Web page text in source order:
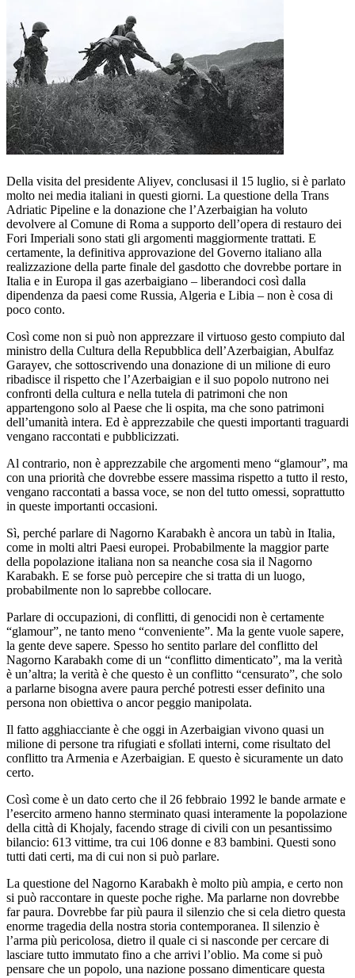
Della visita del presidente Aliyev, conclusasi il 15 luglio, si è parlato
molto nei media italiani in questi giorni. La questione della Trans
Adriatic Pipeline e la donazione che l’Azerbaigian ha voluto
devolvere al Comune di Roma a supporto dell’opera di restauro dei
Fori Imperiali sono stati gli argomenti maggiormente trattati. E
certamente, la definitiva approvazione del Governo italiano alla
realizzazione della parte finale del gasdotto che dovrebbe portare in
Italia e in Europa il gas azerbaigiano – liberandoci così dalla
dipendenza da paesi come Russia, Algeria e Libia – non è cosa di
poco conto.
Così come non si può non apprezzare il virtuoso gesto compiuto dal
ministro della Cultura della Repubblica dell’Azerbaigian, Abulfaz
Garayev, che sottoscrivendo una donazione di un milione di euro
ribadisce il rispetto che l’Azerbaigian e il suo popolo nutrono nei
confronti della cultura e nella tutela di patrimoni che non
appartengono solo al Paese che li ospita, ma che sono patrimoni
dell’umanità intera. Ed è apprezzabile che questi importanti traguardi
vengano raccontati e pubblicizzati.
Al contrario, non è apprezzabile che argomenti meno “glamour”, ma
con una priorità che dovrebbe essere massima rispetto a tutto il resto,
vengano raccontati a bassa voce, se non del tutto omessi, soprattutto
in queste importanti occasioni.
Sì, perché parlare di Nagorno Karabakh è ancora un tabù in Italia,
come in molti altri Paesi europei. Probabilmente la maggior parte
della popolazione italiana non sa neanche cosa sia il Nagorno
Karabakh. E se forse può percepire che si tratta di un luogo,
probabilmente non lo saprebbe collocare.
Parlare di occupazioni, di conflitti, di genocidi non è certamente
“glamour”, ne tanto meno “conveniente”. Ma la gente vuole sapere,
la gente deve sapere. Spesso ho sentito parlare del conflitto del
Nagorno Karabakh come di un “conflitto dimenticato”, ma la verità
è un’altra; la verità è che questo è un conflitto “censurato”, che solo
a parlarne bisogna avere paura perché potresti esser definito una
persona non obiettiva o ancor peggio manipolata.
Il fatto agghiacciante è che oggi in Azerbaigian vivono quasi un
milione di persone tra rifugiati e sfollati interni, come risultato del
conflitto tra Armenia e Azerbaigian. E questo è sicuramente un dato
certo.
Così come è un dato certo che il 26 febbraio 1992 le bande armate e
l’esercito armeno hanno sterminato quasi interamente la popolazione
della città di Khojaly, facendo strage di civili con un pesantissimo
bilancio: 613 vittime, tra cui 106 donne e 83 bambini. Questi sono
tutti dati certi, ma di cui non si può parlare.
La questione del Nagorno Karabakh è molto più ampia, e certo non
si può raccontare in queste poche righe. Ma parlarne non dovrebbe
far paura. Dovrebbe far più paura il silenzio che si cela dietro questa
enorme tragedia della nostra storia contemporanea. Il silenzio è
l’arma più pericolosa, dietro il quale ci si nasconde per cercare di
lasciare tutto immutato fino a che arrivi l’oblio. Ma come si può
pensare che un popolo, una nazione possano dimenticare questa